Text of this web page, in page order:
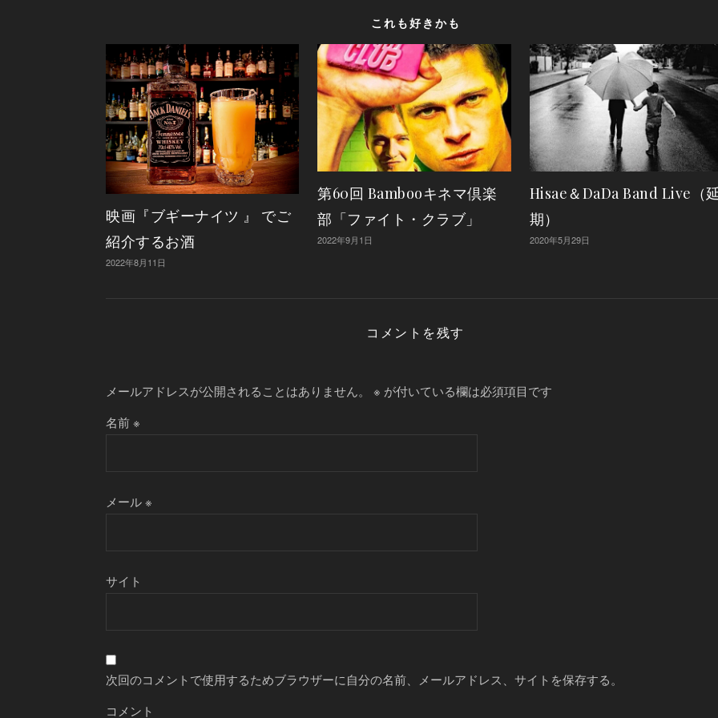
これも好きかも
映画『ブギーナイツ 』 でご
紹介するお酒
2022年8月11日
第60回 Bambooキネマ倶楽
部「ファイト・クラブ」
2022年9月1日
Hisae＆DaDa Band Live（
期）
2020年5月29日
コメントを残す
メールアドレスが公開されることはありません。 ※ が付いている欄は必須項目です
名前※
メール※
サイト
次回のコメントで使用するためブラウザーに自分の名前、メールアドレス、サイトを保存する。
コメント